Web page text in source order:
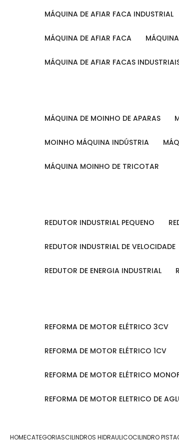
MÁQUINA DE AFIAR FACA INDUSTRIAL
MÁQUINA DE AFIAR FACA
MÁQUINA DE AFIAR FACAS
MÁQUINA DE MOINHO DE APARAS
MOINHO MÁQUINA INDÚSTRIA
MÁQUINA MOINHO DE TRICOTAR
REDUTOR INDUSTRIAL PEQUENO
REDUTOR INDUSTRIAL DE VELOCIDADE
REDUTOR DE ENERGIA INDUSTRIAL
REFORMA DE MOTOR ELÉTRICO 3CV
REFORMA DE MOTOR ELÉTRICO 1CV
REFORMA DE MOTOR ELÉTRICO
REFORMA DE MOTOR ELETRICO DE
HOMECATEGORIASCILINDROS HIDRAULICOCILINDRO